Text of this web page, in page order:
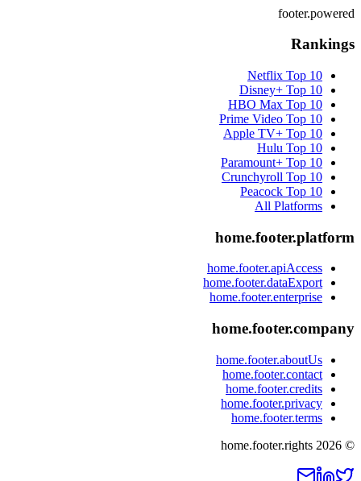
footer.powered
Rankings
Netflix Top 10
Disney+ Top 10
HBO Max Top 10
Prime Video Top 10
Apple TV+ Top 10
Hulu Top 10
Paramount+ Top 10
Crunchyroll Top 10
Peacock Top 10
All Platforms
home.footer.platform
home.footer.apiAccess
home.footer.dataExport
home.footer.enterprise
home.footer.company
home.footer.aboutUs
home.footer.contact
home.footer.credits
home.footer.privacy
home.footer.terms
©
2026
home.footer.rights